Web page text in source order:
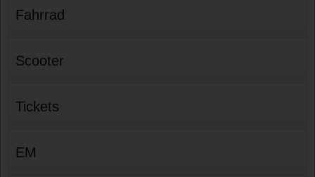
Fahrrad
Scooter
Tickets
EM